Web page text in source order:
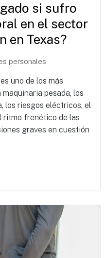
si sufro
en el sector
en Texas?
personales
uno de los más
pesada, los
los riesgos eléctricos, el
ritmo frenético de las
graves en cuestión